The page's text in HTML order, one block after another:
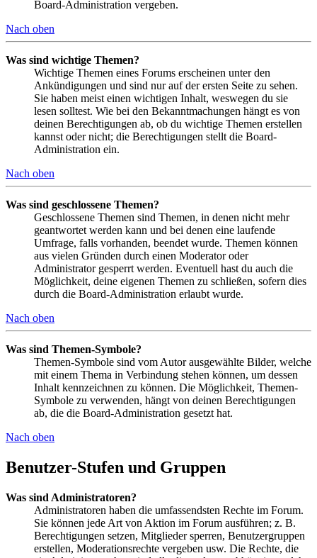
Board-Administration vergeben.
Nach oben
Was sind wichtige Themen?
Wichtige Themen eines Forums erscheinen unter den
Ankündigungen und sind nur auf der ersten Seite zu sehen.
Sie haben meist einen wichtigen Inhalt, weswegen du sie
lesen solltest. Wie bei den Bekanntmachungen hängt es von
deinen Berechtigungen ab, ob du wichtige Themen erstellen
kannst oder nicht; die Berechtigungen stellt die Board-
Administration ein.
Nach oben
Was sind geschlossene Themen?
Geschlossene Themen sind Themen, in denen nicht mehr
geantwortet werden kann und bei denen eine laufende
Umfrage, falls vorhanden, beendet wurde. Themen können
aus vielen Gründen durch einen Moderator oder
Administrator gesperrt werden. Eventuell hast du auch die
Möglichkeit, deine eigenen Themen zu schließen, sofern dies
durch die Board-Administration erlaubt wurde.
Nach oben
Was sind Themen-Symbole?
Themen-Symbole sind vom Autor ausgewählte Bilder, welche
mit einem Thema in Verbindung stehen können, um dessen
Inhalt kennzeichnen zu können. Die Möglichkeit, Themen-
Symbole zu verwenden, hängt von deinen Berechtigungen
ab, die die Board-Administration gesetzt hat.
Nach oben
Benutzer-Stufen und Gruppen
Was sind Administratoren?
Administratoren haben die umfassendsten Rechte im Forum.
Sie können jede Art von Aktion im Forum ausführen; z. B.
Berechtigungen setzen, Mitglieder sperren, Benutzergruppen
erstellen, Moderationsrechte vergeben usw. Die Rechte, die